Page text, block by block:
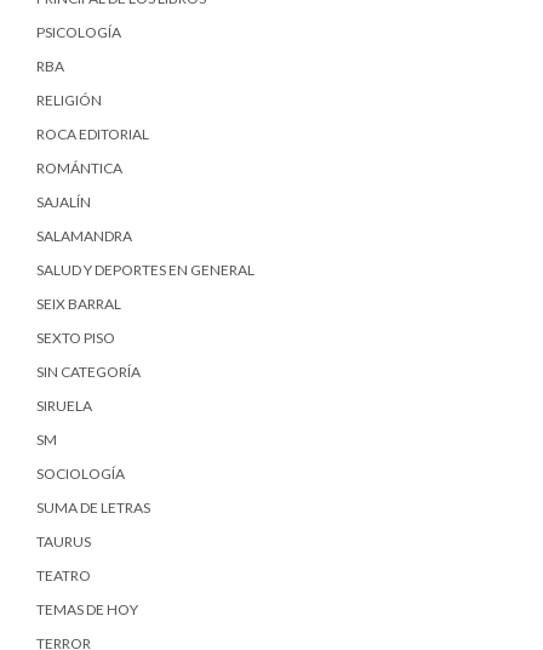
PSICOLOGÍA
RBA
RELIGIÓN
ROCA EDITORIAL
ROMÁNTICA
SAJALÍN
SALAMANDRA
SALUD Y DEPORTES EN GENERAL
SEIX BARRAL
SEXTO PISO
SIN CATEGORÍA
SIRUELA
SM
SOCIOLOGÍA
SUMA DE LETRAS
TAURUS
TEATRO
TEMAS DE HOY
TERROR